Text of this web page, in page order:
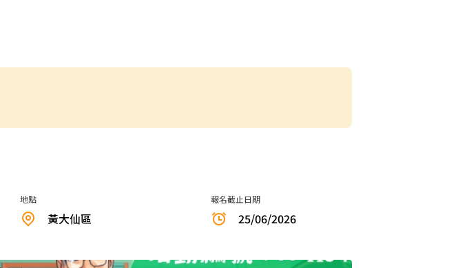
地點
黃大仙區
報名截止日期
25/06/2026